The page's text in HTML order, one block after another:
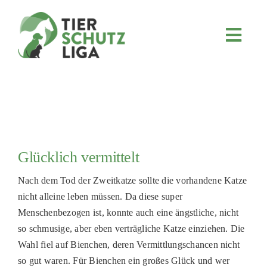
FÖRDERN & VERERBEN
KOOPERATIONEN
4KIDS
TIERHEIMTIERE
TIERHEIME
Glücklich vermittelt
Nach dem Tod der Zweitkatze sollte die vorhandene Katze
nicht alleine leben müssen. Da diese super
Menschenbezogen ist, konnte auch eine ängstliche, nicht
so schmusige, aber eben verträgliche Katze einziehen. Die
Wahl fiel auf Bienchen, deren Vermittlungschancen nicht
so gut waren. Für Bienchen ein großes Glück und wer